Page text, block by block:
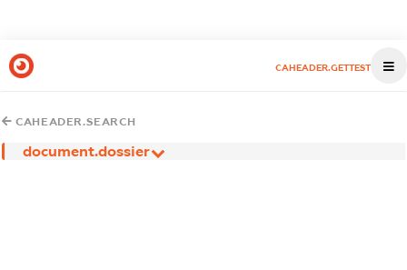
CAHEADER.GETTEST
CAHEADER.SEARCH
document.dossier